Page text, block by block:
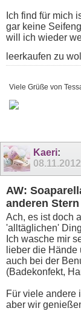
Ich find für mich
gar keine
will ich wieder
leerkaufen zu
Viele Grüße von
Kaeri:
08.11.2012
AW:
anderen
Ach, es ist doch
'alltäglichen'
Ich wasche mir
lieber die
auch bei der
(Badekonfekt,
Für viele andere
aber wir